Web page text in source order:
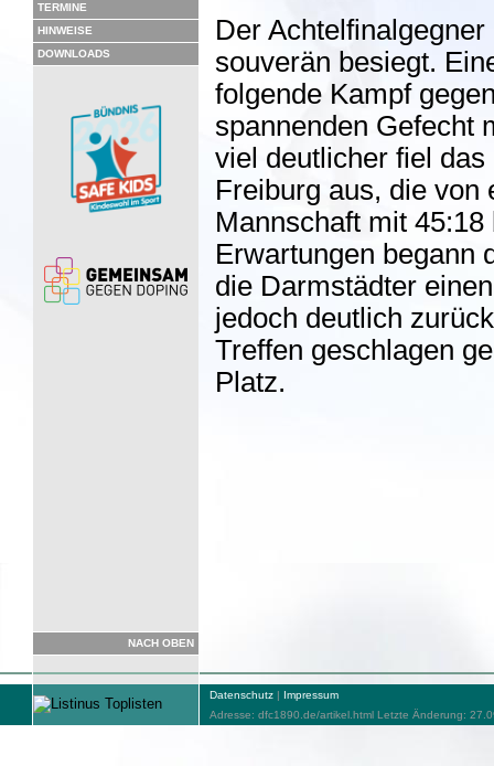
TERMINE
HINWEISE
DOWNLOADS
Der
souverän besiegt.
folgende Kampf
spannenden Gefecht
viel deutlicher fiel
Freiburg aus, die von
Mannschaft mit
Erwartungen begann
die Darmstädter
jedoch deutlich
Treffen geschlagen
Platz.
NACH OBEN
Datenschutz | Impressum
Adresse: dfc1890.de/artikel.html Letzte Änderung: